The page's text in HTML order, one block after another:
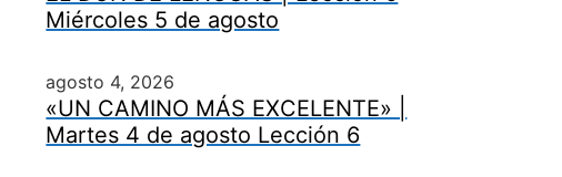
Miércoles 5 de agosto
agosto 4, 2026
«UN CAMINO MÁS EXCELENTE» |
Martes 4 de agosto Lección 6